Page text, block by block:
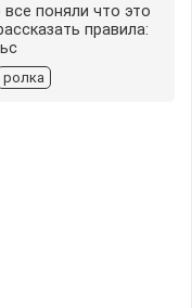
поняли что это
правила:
ролка